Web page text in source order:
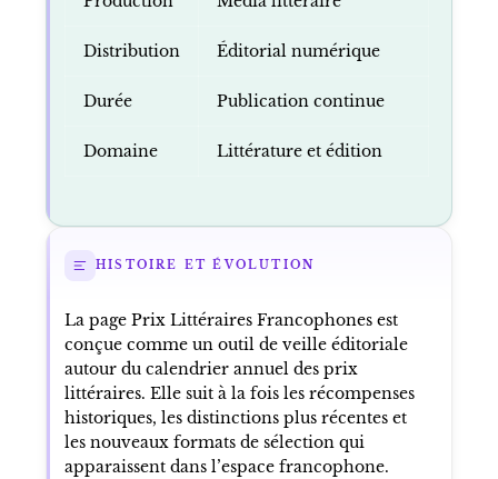
Distribution Éditorial numérique
Durée Publication continue
Domaine Littérature et édition
HISTOIRE ET ÉVOLUTION
La page Prix Littéraires Francophones est
conçue comme un outil de veille éditoriale
autour du calendrier annuel des prix
littéraires. Elle suit à la fois les récompenses
historiques, les distinctions plus récentes et
les nouveaux formats de sélection qui
apparaissent dans l’espace francophone.